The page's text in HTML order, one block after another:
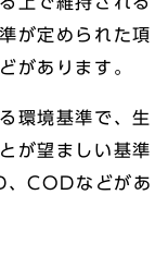
が定められた項
があります。
環境基準で、生
が望ましい基準
、CODなどがあ